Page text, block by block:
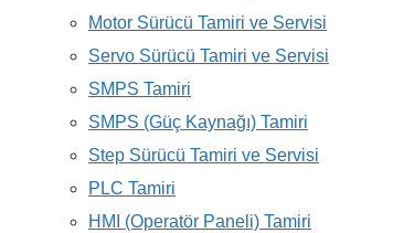
Motor Sürücü Tamiri ve Servisi
Servo Sürücü Tamiri ve Servisi
SMPS Tamiri
SMPS (Güç Kaynağı) Tamiri
Step Sürücü Tamiri ve Servisi
PLC Tamiri
HMI (Operatör Paneli) Tamiri